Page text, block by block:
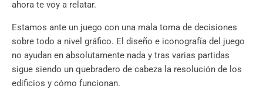
ahora te voy a relatar.
Estamos ante un juego con una mala toma de decisiones
sobre todo a nivel gráfico. El diseño e iconografía del juego
no ayudan en absolutamente nada y tras varias partidas
sigue siendo un quebradero de cabeza la resolución de los
edificios y cómo funcionan.